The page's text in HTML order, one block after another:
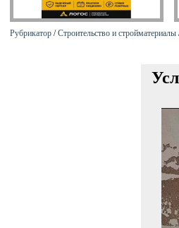
Рубрикатор /Строительство и стройматериалы